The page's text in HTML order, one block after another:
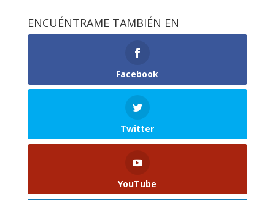
ENCUÉNTRAME TAMBIÉN EN
Facebook
Twitter
YouTube